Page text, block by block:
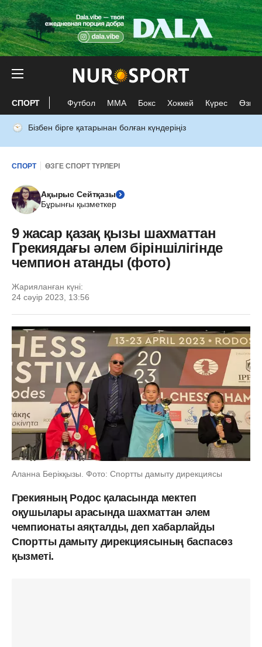
СПОРТ Футбол ММА Бокс Хоккей Күрес Өзге
Бізбен бірге қатарынан болған күндеріңіз
СПОРТ ӨЗГЕ СПОРТ ТҮРЛЕРІ
Ақырыс Сейтқазы
Бұрынғы қызметкер
9 жасар қазақ қызы шахматтан
Грекиядағы әлем біріншілігінде
чемпион атанды (фото)
Жарияланған күні:
24 сәуір 2023, 13:56
Аланна Берікқызы. Фото: Спортты дамыту дирекциясы
Грекияның Родос қаласында мектеп
оқушылары арасында шахматтан әлем
чемпионаты аяқталды, деп хабарлайды
Спортты дамыту дирекциясының баспасөз
қызметі.